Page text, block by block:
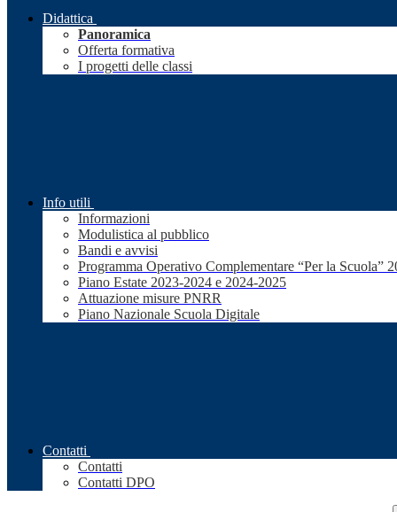
Didattica
Panoramica
Offerta formativa
I progetti delle classi
Info utili
Informazioni
Modulistica al pubblico
Bandi e avvisi
Programma Operativo Complementare “Per la Scuola”
Piano Estate 2023-2024 e 2024-2025
Attuazione misure PNRR
Piano Nazionale Scuola Digitale
Contatti
Contatti
Contatti DPO